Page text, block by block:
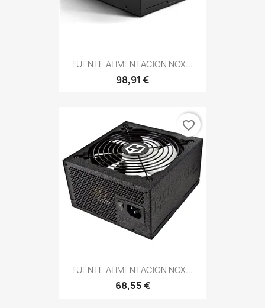
FUENTE ALIMENTACION NOX...
98,91 €
FUENTE ALIMENTACION NOX...
68,55 €
favorite_border